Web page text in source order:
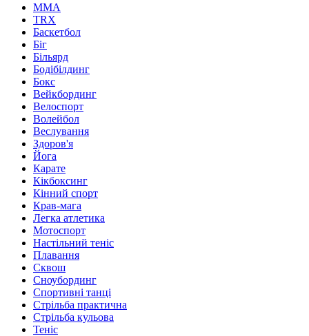
MMA
TRX
Баскетбол
Біг
Більярд
Бодібілдинг
Бокс
Вейкбординг
Велоспорт
Волейбол
Веслування
Здоров'я
Йога
Карате
Кікбоксинг
Кінний спорт
Крав-мага
Легка атлетика
Мотоспорт
Настільний теніс
Плавання
Сквош
Сноубординг
Спортивні танці
Стрільба практична
Стрільба кульова
Теніс